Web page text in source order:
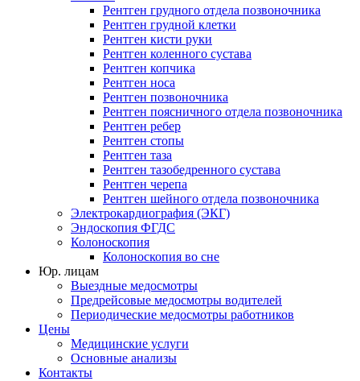
Рентген грудного отдела позвоночника
Рентген грудной клетки
Рентген кисти руки
Рентген коленного сустава
Рентген копчика
Рентген носа
Рентген позвоночника
Рентген поясничного отдела позвоночника
Рентген ребер
Рентген стопы
Рентген таза
Рентген тазобедренного сустава
Рентген черепа
Рентген шейного отдела позвоночника
Электрокардиография (ЭКГ)
Эндоскопия ФГДС
Колоноскопия
Колоноскопия во сне
Юр. лицам
Выездные медосмотры
Предрейсовые медосмотры водителей
Периодические медосмотры работников
Цены
Медицинские услуги
Основные анализы
Контакты